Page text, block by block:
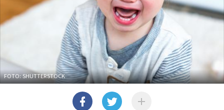
FOTO: SHUTTERSTOCK